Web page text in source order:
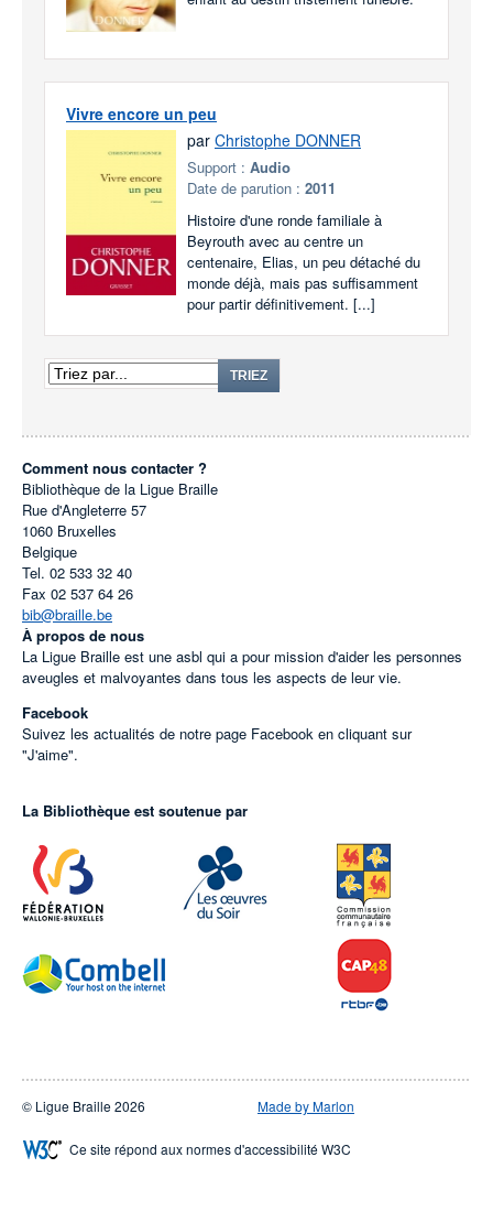
Vivre encore un peu
par Christophe DONNER
Support : Audio
Date de parution : 2011
Histoire d'une ronde familiale à
Beyrouth avec au centre un
centenaire, Elias, un peu détaché du
monde déjà, mais pas suffisamment
pour partir définitivement. [...]
TRIEZ
Comment nous contacter ?
Bibliothèque de la Ligue Braille
Rue d'Angleterre 57
1060 Bruxelles
Belgique
Tel. 02 533 32 40
Fax 02 537 64 26
bib@braille.be
À propos de nous
La Ligue Braille est une asbl qui a pour mission d'aider les personnes
aveugles et malvoyantes dans tous les aspects de leur vie.
Facebook
Suivez les actualités de notre page Facebook en cliquant sur
"J'aime".
La Bibliothèque est soutenue par
© Ligue Braille 2026 Made by Marlon
Ce site répond aux normes d'accessibilité W3C